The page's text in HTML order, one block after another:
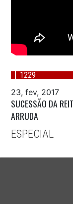
1229
23, fev, 2017
SUCESSÃO DA
ARRUDA
ESPECIAL